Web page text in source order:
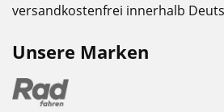
versandkostenfrei innerhalb
Unsere Marken